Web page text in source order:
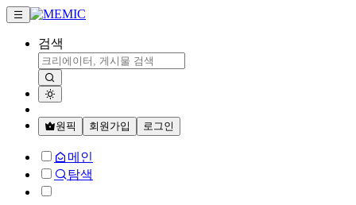
검색
원픽 회원가입 로그인
메인
탐색